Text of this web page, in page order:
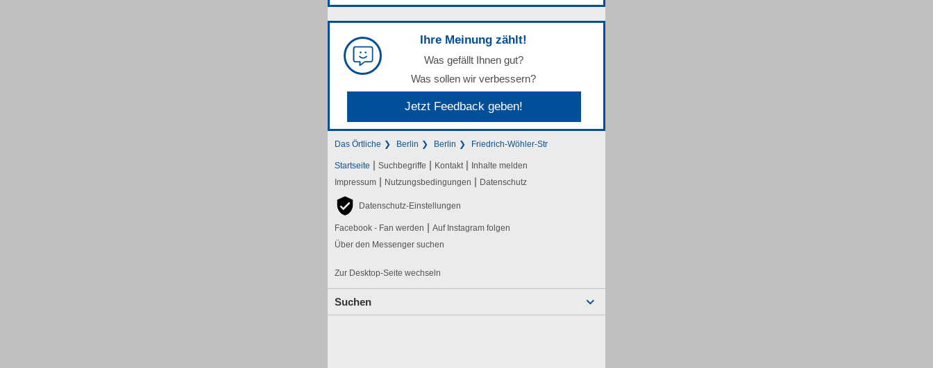
Ihre Meinung zählt!
Was gefällt Ihnen gut?
Was sollen wir verbessern?
Jetzt Feedback geben!
Das Örtliche Berlin Berlin Friedrich-Wöhler-Str
Startseite | Suchbegriffe | Kontakt | Inhalte melden
Impressum | Nutzungsbedingungen | Datenschutz
Datenschutz-Einstellungen
Facebook - Fan werden | Auf Instagram folgen
Über den Messenger suchen
Zur Desktop-Seite wechseln
Suchen